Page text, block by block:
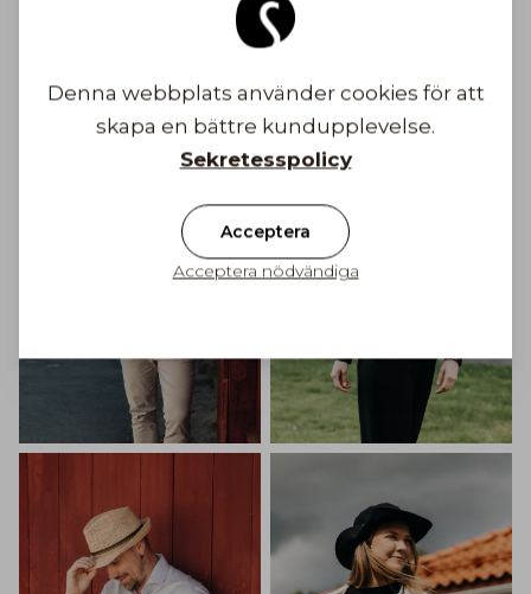
Bli inspirerad
Denna webbplats använder cookies för att
skapa en bättre kundupplevelse.
Sekretesspolicy
Acceptera
Acceptera nödvändiga